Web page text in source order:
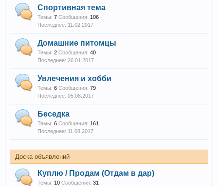
Спортивная тема
Темы: 7 Сообщения: 106
11.02.2017
Домашние питомцы
Темы: 2 Сообщения: 40
26.01.2017
Увлечения и хобби
Темы: 6 Сообщения: 79
05.08.2017
Беседка
Темы: 6 Сообщения: 161
11.08.2017
Доска объявлений
Куплю / Продам (Отдам в дар)
Темы: 10 Сообщения: 31